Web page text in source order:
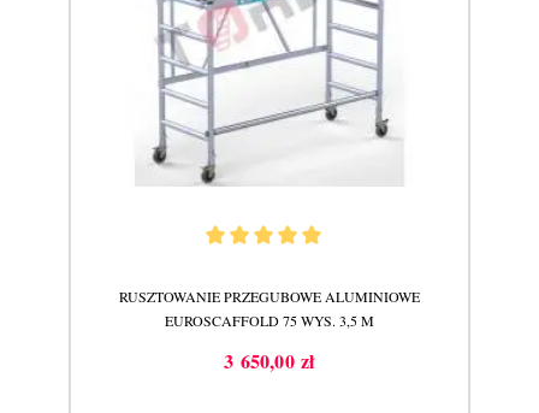
RUSZTOWANIE PRZEGUBOWE ALUMINIOWE
EUROSCAFFOLD 75 WYS. 3,5 M
Cena
3 650,00 zł